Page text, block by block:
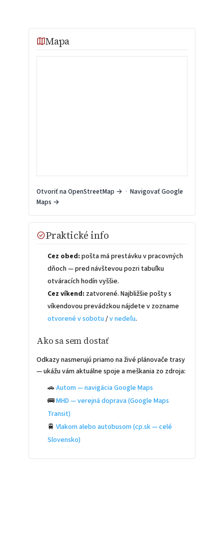
Mapa
Otvoriť na OpenStreetMap → · Navigovať Google
Maps →
Praktické info
Cez obed: pošta má prestávku v pracovných
dňoch — pred návštevou pozri tabuľku
otváracích hodín vyššie.
Cez víkend: zatvorené. Najbližšie pošty s
víkendovou prevádzkou nájdete v zozname
otvorené v sobotu /v nedeľu.
Ako sa sem dostať
Odkazy nasmerujú priamo na živé plánovače trasy
— ukážu vám aktuálne spoje a meškania zo zdroja:
🚗Autom — navigácia Google Maps
🚌MHD — verejná doprava (Google Maps
Transit)
🚆Vlakom alebo autobusom (cp.sk — celé
Slovensko)